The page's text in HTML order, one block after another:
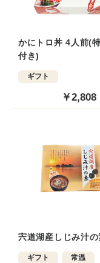
かにトロ丼 4人前(
付き)
ギフト
販
売
￥2,808
宍道湖産しじみ汁の
ギフト 常温